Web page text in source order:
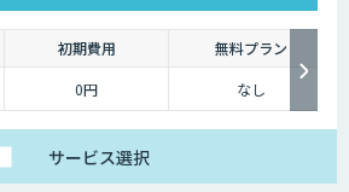
初期費用
無料プラン
0円 なし
サービス選択